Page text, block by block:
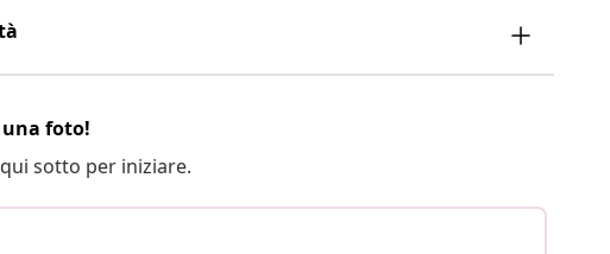
foto!
sotto per iniziare.